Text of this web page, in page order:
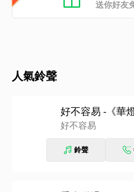
送你好友
人氣鈴聲
好不容易 -《華
好不容易
鈴聲